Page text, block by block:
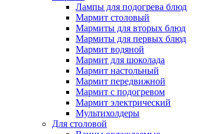
Лампы для подогрева блюд
Мармит столовый
Мармиты для вторых блюд
Мармиты для первых блюд
Мармит водяной
Мармит для шоколада
Мармит настольный
Мармит передвижной
Мармит с подогревом
Мармит электрический
Мультихолдеры
Для столовой